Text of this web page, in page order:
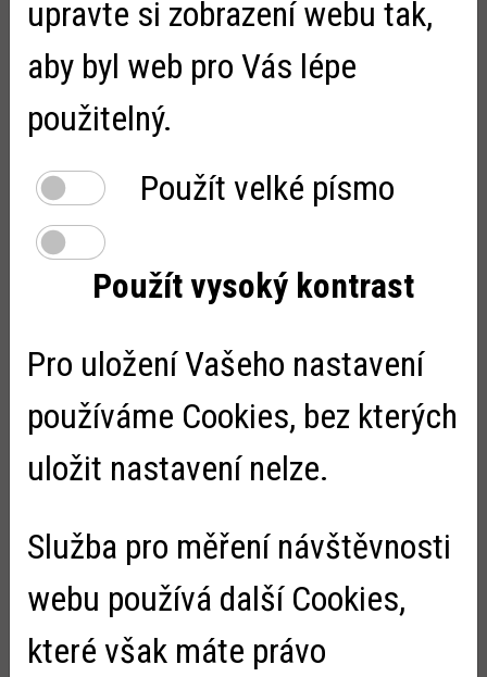
Důležité
Letní mini soutěž s Hurvínkem
Po čase jsme opět rozšířili naši nabídku Kouzelného čtení. S
upravte si zobrazení webu tak,
aby byl web pro Vás lépe
použitelný.
Použít velké písmo
Použít vysoký kontrast
Pro uložení Vašeho nastavení
používáme Cookies, bez kterých
uložit nastavení nelze.
Služba pro měření návštěvnosti
webu používá další Cookies,
které však máte právo